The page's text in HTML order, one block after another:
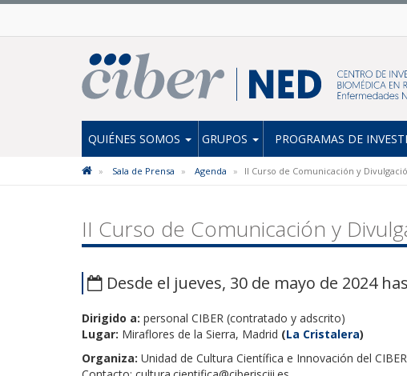
QUIÉNES SOMOS GRUPOS PROGRAMAS DE
Sala de Prensa Agenda II Curso de Comunicación y
II Curso de Comunicación y
Desde el jueves, 30 de mayo de 2024
Dirigido a: personal CIBER (contratado y adscrito)
Lugar: Miraflores de la Sierra, Madrid (La Cristalera)
Organiza: Unidad de Cultura Científica e Innovación del CIBER